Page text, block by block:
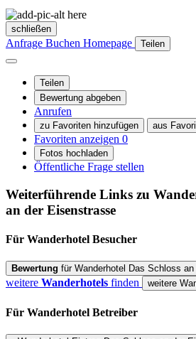
schließen
Anfrage Buchen Homepage Teilen
Teilen
Bewertung abgeben
Anrufen
zu Favoriten hinzufügen aus
Favoriten anzeigen 0
Fotos hochladen
Öffentliche Frage stellen
Weiterführende Links zu
an der Eisenstrasse
Für Wanderhotel Besucher
Bewertung für Wanderhotel Das Schloss
weitere Wanderhotels finden weitere
Für Wanderhotel Betreiber